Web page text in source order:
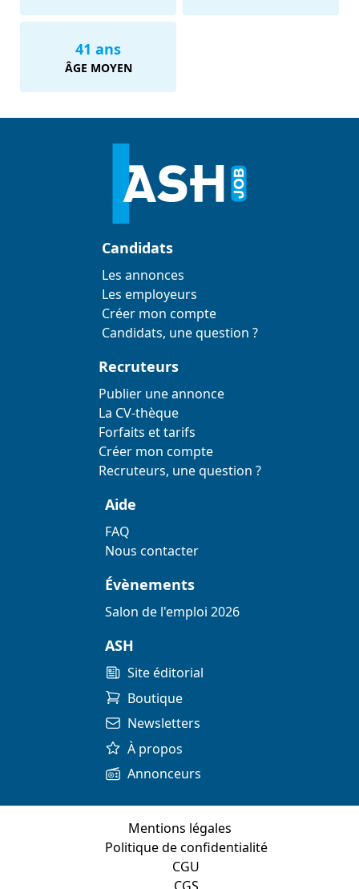
41 ans
ÂGE MOYEN
Candidats
Les annonces
Les employeurs
Créer mon compte
Candidats, une question ?
Recruteurs
Publier une annonce
La CV-thèque
Forfaits et tarifs
Créer mon compte
Recruteurs, une question ?
Aide
FAQ
Nous contacter
Évènements
Salon de l'emploi 2026
ASH
Site éditorial
Boutique
Newsletters
À propos
Annonceurs
Mentions légales
Politique de confidentialité
CGU